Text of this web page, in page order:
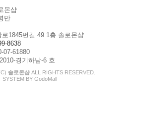
몬샵
만
1845번길 49 1층 솔로몬샵
8638
07-61880
경기하남-6 호
솔로몬샵 ALL RIGHTS RESERVED.
SYSTEM BY GodoMall